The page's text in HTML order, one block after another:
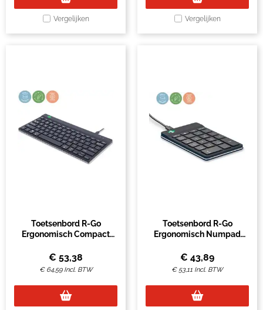
Vergelijken Vergelijken
Toetsenbord R-Go
Ergonomisch Compact
€ 53,38
€ 64,59 Incl. BTW
Toetsenbord R-Go
Ergonomisch Numpad
€ 43,89
€ 53,11 Incl. BTW